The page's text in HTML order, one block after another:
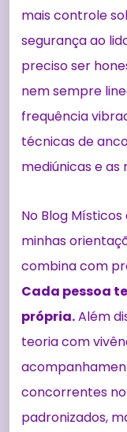
mais controle
segurança ao
preciso ser
nem sempre
frequência
técnicas de
mediúnicas e as
No Blog
minhas
combina com
Cada pessoa
própria.Além
teoria com
concorrentes
padronizados,